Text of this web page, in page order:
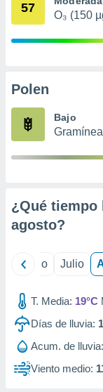
publicidad
de
1199
57
O₃ (150
Polen
Bajo
¿Qué tiempo
agosto?
Junio Julio
T. Media: 19°C
Días de lluvia:
Acum. de lluvia:
Viento medio: